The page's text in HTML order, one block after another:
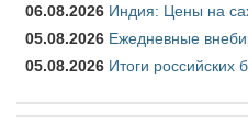
06.08.2026 Индия: Цены на
05.08.2026 Ежедневные
05.08.2026 Итоги российских